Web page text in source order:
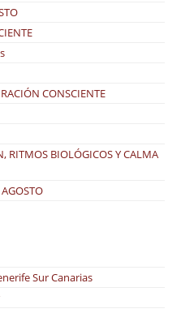
CONSCIENTE
RITMOS BIOLÓGICOS Y CALMA
Sur Canarias